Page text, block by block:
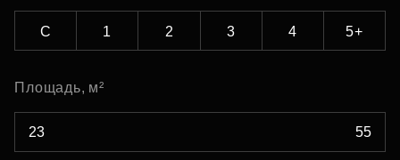
С 1 2 3 4 5+
Площадь, м²